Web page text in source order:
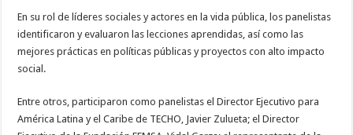
En su rol de líderes sociales y actores en la vida pública, los panelistas
identificaron y evaluaron las lecciones aprendidas, así como las
mejores prácticas en políticas públicas y proyectos con alto impacto
social.
Entre otros, participaron como panelistas el Director Ejecutivo para
América Latina y el Caribe de TECHO, Javier Zulueta; el Director